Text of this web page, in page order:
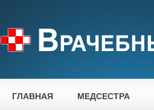
ГЛАВНАЯ МЕДСЕСТРА